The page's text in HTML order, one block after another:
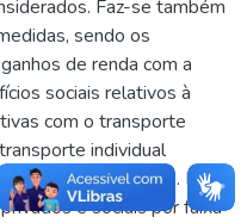
Faz-se também
sendo os
de renda com a
sociais relativos à
com o transporte
individual
de carbono). Faz-
e sociais por faixa